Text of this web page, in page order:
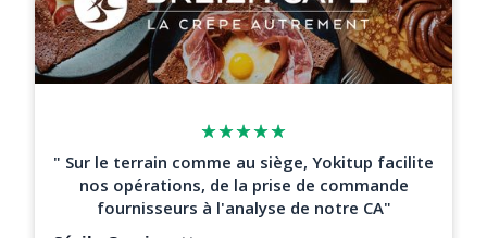
" Sur le terrain comme au siège, Yokitup facilite
nos opérations, de la prise de commande
fournisseurs à l'analyse de notre CA"